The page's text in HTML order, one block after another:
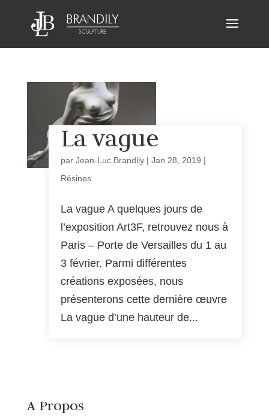
La vague
par Jean-Luc Brandily| Jan 28, 2019 |
Résines
La vague A quelques jours de
l’exposition Art3F, retrouvez nous à
Paris – Porte de Versailles du 1 au
3 février. Parmi différentes
créations exposées, nous
présenterons cette dernière œuvre
La vague d’une hauteur de...
A Propos